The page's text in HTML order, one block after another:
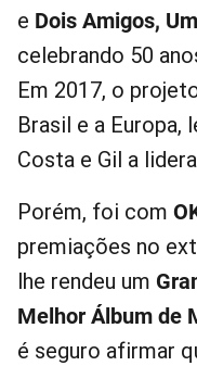
e Dois Amigos,
celebrando 50
Em 2017, o
Brasil e a Europa,
Costa e Gil a
Porém, foi com
premiações no
lhe rendeu um
Melhor Álbum de
é seguro afirmar